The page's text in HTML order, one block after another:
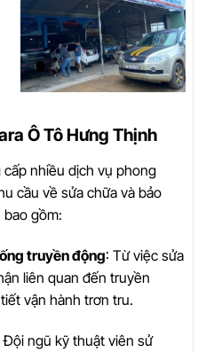
Ô Tô Hưng Thịnh
cấp nhiều dịch vụ phong
cầu về sửa chữa và bảo
gồm:
truyền động: Từ việc sửa
liên quan đến truyền
vận hành trơn tru.
Đội ngũ kỹ thuật viên sử